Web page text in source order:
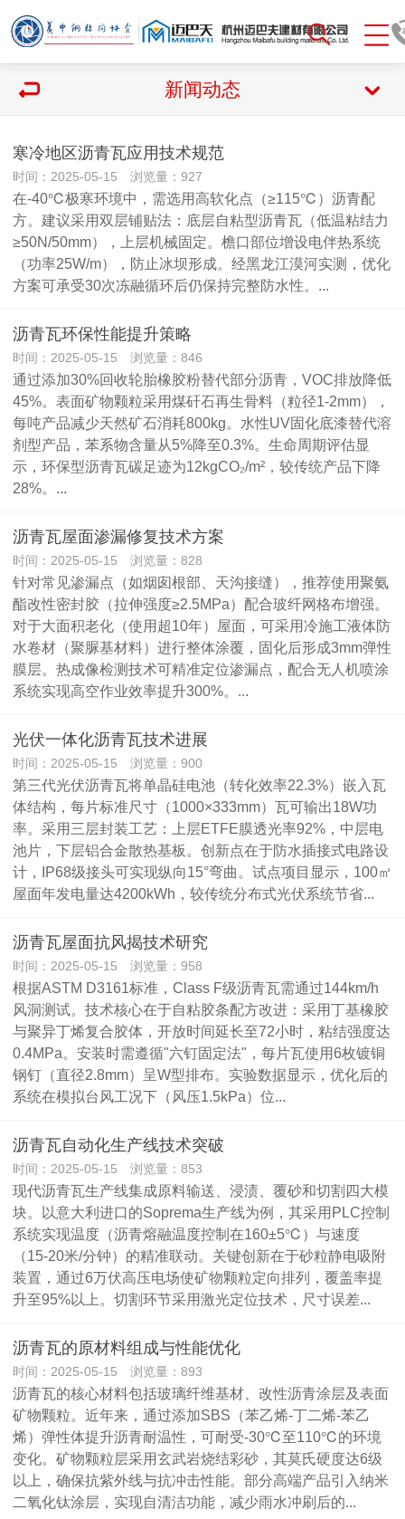
新闻动态
寒冷地区沥青瓦应用技术规范
时间：2025-05-15 浏览量：927
在-40℃极寒环境中，需选用高软化点（≥115℃）沥青配
方。建议采用双层铺贴法：底层自粘型沥青瓦（低温粘结力
≥50N/50mm），上层机械固定。檐口部位增设电伴热系统
（功率25W/m），防止冰坝形成。经黑龙江漠河实测，优化
方案可承受30次冻融循环后仍保持完整防水性。...
沥青瓦环保性能提升策略
时间：2025-05-15 浏览量：846
通过添加30%回收轮胎橡胶粉替代部分沥青，VOC排放降低
45%。表面矿物颗粒采用煤矸石再生骨料（粒径1-2mm），
每吨产品减少天然矿石消耗800kg。水性UV固化底漆替代溶
剂型产品，苯系物含量从5%降至0.3%。生命周期评估显
示，环保型沥青瓦碳足迹为12kgCO₂/m²，较传统产品下降
28%。...
沥青瓦屋面渗漏修复技术方案
时间：2025-05-15 浏览量：828
针对常见渗漏点（如烟囱根部、天沟接缝），推荐使用聚氨
酯改性密封胶（拉伸强度≥2.5MPa）配合玻纤网格布增强。
对于大面积老化（使用超10年）屋面，可采用冷施工液体防
水卷材（聚脲基材料）进行整体涂覆，固化后形成3mm弹性
膜层。热成像检测技术可精准定位渗漏点，配合无人机喷涂
系统实现高空作业效率提升300%。...
光伏一体化沥青瓦技术进展
时间：2025-05-15 浏览量：900
第三代光伏沥青瓦将单晶硅电池（转化效率22.3%）嵌入瓦
体结构，每片标准尺寸（1000×333mm）瓦可输出18W功
率。采用三层封装工艺：上层ETFE膜透光率92%，中层电
池片，下层铝合金散热基板。创新点在于防水插接式电路设
计，IP68级接头可实现纵向15°弯曲。试点项目显示，100㎡
屋面年发电量达4200kWh，较传统分布式光伏系统节省...
沥青瓦屋面抗风揭技术研究
时间：2025-05-15 浏览量：958
根据ASTM D3161标准，Class F级沥青瓦需通过144km/h
风洞测试。技术核心在于自粘胶条配方改进：采用丁基橡胶
与聚异丁烯复合胶体，开放时间延长至72小时，粘结强度达
0.4MPa。安装时需遵循"六钉固定法"，每片瓦使用6枚镀铜
钢钉（直径2.8mm）呈W型排布。实验数据显示，优化后的
系统在模拟台风工况下（风压1.5kPa）位...
沥青瓦自动化生产线技术突破
时间：2025-05-15 浏览量：853
现代沥青瓦生产线集成原料输送、浸渍、覆砂和切割四大模
块。以意大利进口的Soprema生产线为例，其采用PLC控制
系统实现温度（沥青熔融温度控制在160±5℃）与速度
（15-20米/分钟）的精准联动。关键创新在于砂粒静电吸附
装置，通过6万伏高压电场使矿物颗粒定向排列，覆盖率提
升至95%以上。切割环节采用激光定位技术，尺寸误差...
沥青瓦的原材料组成与性能优化
时间：2025-05-15 浏览量：893
沥青瓦的核心材料包括玻璃纤维基材、改性沥青涂层及表面
矿物颗粒。近年来，通过添加SBS（苯乙烯-丁二烯-苯乙
烯）弹性体提升沥青耐温性，可耐受-30℃至110℃的环境
变化。矿物颗粒层采用玄武岩烧结彩砂，其莫氏硬度达6级
以上，确保抗紫外线与抗冲击性能。部分高端产品引入纳米
二氧化钛涂层，实现自清洁功能，减少雨水冲刷后的...